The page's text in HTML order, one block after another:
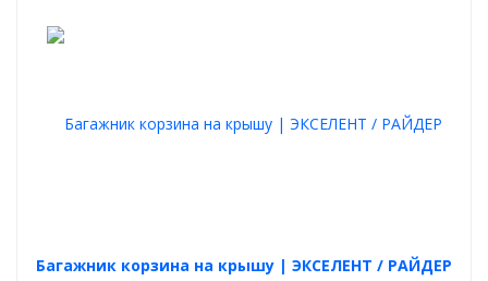
Багажник корзина на крышу | ЭКСЕЛЕНТ / РАЙДЕР